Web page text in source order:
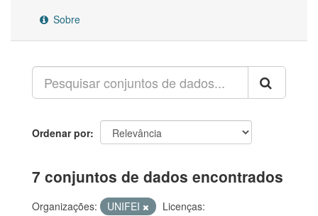
Sobre
Ordenar por
7 conjuntos de dados encontrados
Organizações: UNIFEI
Licenças: